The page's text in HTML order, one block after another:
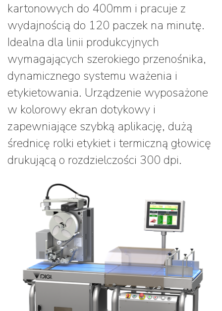
kartonowych do 400mm i pracuje z
wydajnością do 120 paczek na minutę.
Idealna dla linii produkcyjnych
wymagających szerokiego przenośnika,
dynamicznego systemu ważenia i
etykietowania. Urządzenie wyposażone
w kolorowy ekran dotykowy i
zapewniające szybką aplikację, dużą
średnicę rolki etykiet i termiczną głowicę
drukującą o rozdzielczości 300 dpi.